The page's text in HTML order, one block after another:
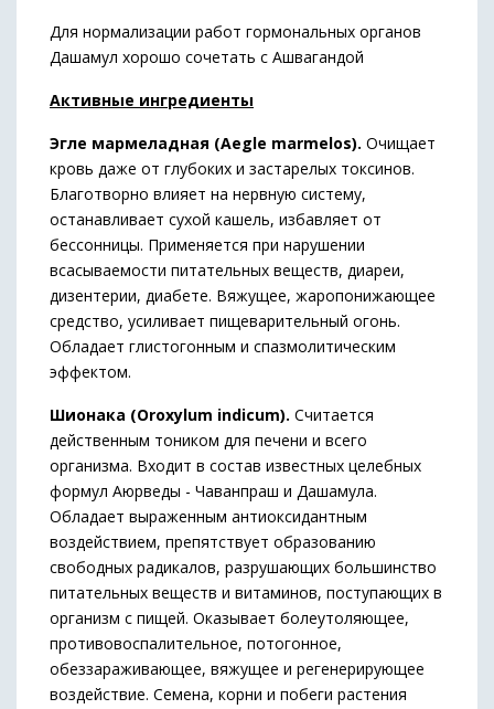
Для нормализации работ гормональных органов
Дашамул хорошо сочетать с Ашвагандой
Активные ингредиенты
Эгле мармеладная (Aegle marmelos). Очищает
кровь даже от глубоких и застарелых токсинов.
Благотворно влияет на нервную систему,
останавливает сухой кашель, избавляет от
бессонницы. Применяется при нарушении
всасываемости питательных веществ, диареи,
дизентерии, диабете. Вяжущее, жаропонижающее
средство, усиливает пищеварительный огонь.
Обладает глистогонным и спазмолитическим
эффектом.
Шионака (Oroxylum indicum). Считается
действенным тоником для печени и всего
организма. Входит в состав известных целебных
формул Аюрведы - Чаванпраш и Дашамула.
Обладает выраженным антиоксидантным
воздействием, препятствует образованию
свободных радикалов, разрушающих большинство
питательных веществ и витаминов, поступающих в
организм с пищей. Оказывает болеутоляющее,
противовоспалительное, потогонное,
обеззараживающее, вяжущее и регенерирующее
воздействие. Семена, корни и побеги растения